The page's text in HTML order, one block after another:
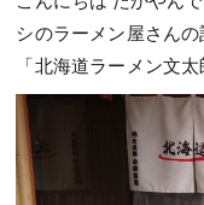
シのラーメン屋さんの
「北海道ラーメン文太